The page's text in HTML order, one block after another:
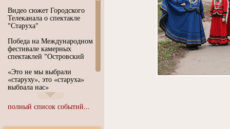
Видео сюжет Городского
Телеканала о спектакле
"Старуха"
Победа на Международном
фестивале камерных
спектаклей "Островский
«Это не мы выбрали
«старуху», это «старуха»
выбрала нас»
Иммерсивный спектакль
"Язык чистого полета
полный список событий...